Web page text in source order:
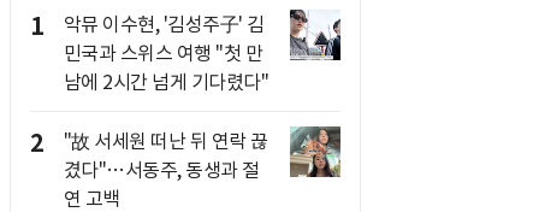
1
악뮤 이수현, '김성주子' 김
민국과 스위스 여행 "첫 만
남에 2시간 넘게 기다렸다"
2
"故 서세원 떠난 뒤 연락 끊
겼다"…서동주, 동생과 절
연 고백